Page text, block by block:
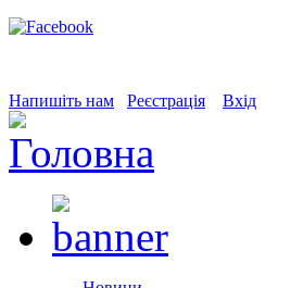
Напишіть нам Реєстрація Вхід